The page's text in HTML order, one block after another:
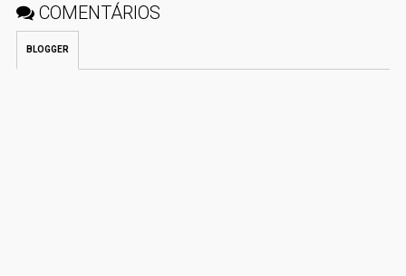
COMENTÁRIOS
BLOGGER